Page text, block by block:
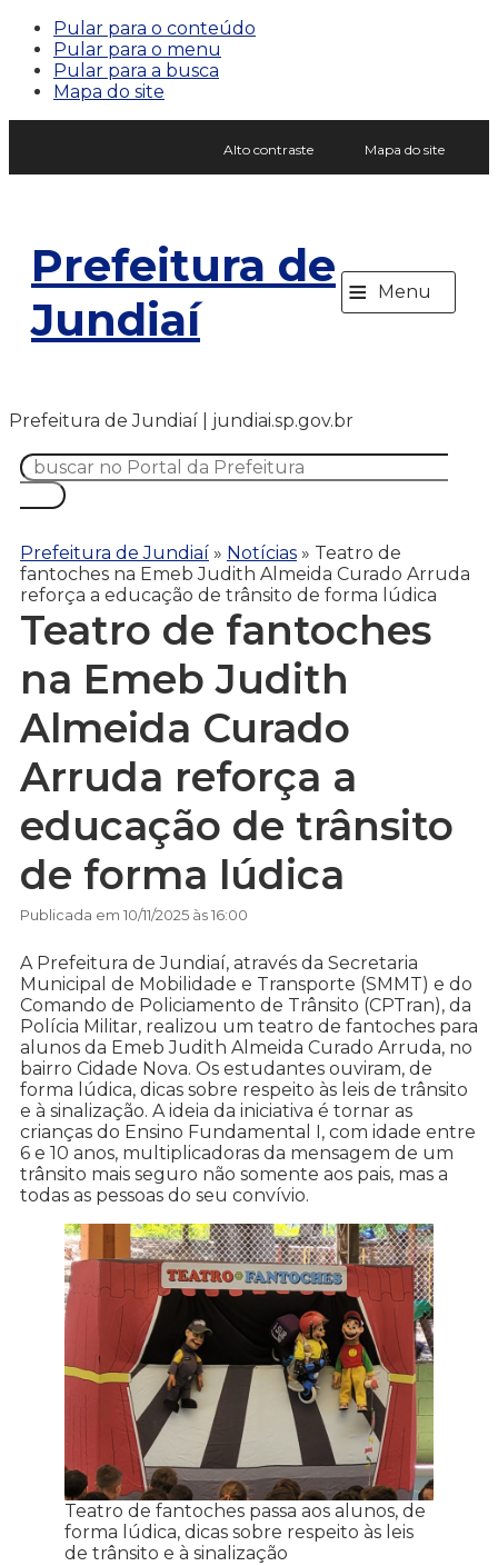
Pular para o conteúdo
Pular para o menu
Pular para a busca
Mapa do site
Alto contraste Mapa do site
Prefeitura de
Jundiaí
≡ Menu
Prefeitura de Jundiaí | jundiai.sp.gov.br
Prefeitura de Jundiaí » Notícias » Teatro de
fantoches na Emeb Judith Almeida Curado Arruda
reforça a educação de trânsito de forma lúdica
Teatro de fantoches
na Emeb Judith
Almeida Curado
Arruda reforça a
educação de trânsito
de forma lúdica
Publicada em 10/11/2025 às 16:00
A Prefeitura de Jundiaí, através da Secretaria
Municipal de Mobilidade e Transporte (SMMT) e do
Comando de Policiamento de Trânsito (CPTran), da
Polícia Militar, realizou um teatro de fantoches para
alunos da Emeb Judith Almeida Curado Arruda, no
bairro Cidade Nova. Os estudantes ouviram, de
forma lúdica, dicas sobre respeito às leis de trânsito
e à sinalização. A ideia da iniciativa é tornar as
crianças do Ensino Fundamental I, com idade entre
6 e 10 anos, multiplicadoras da mensagem de um
trânsito mais seguro não somente aos pais, mas a
todas as pessoas do seu convívio.
Teatro de fantoches passa aos alunos, de
forma lúdica, dicas sobre respeito às leis
de trânsito e à sinalização